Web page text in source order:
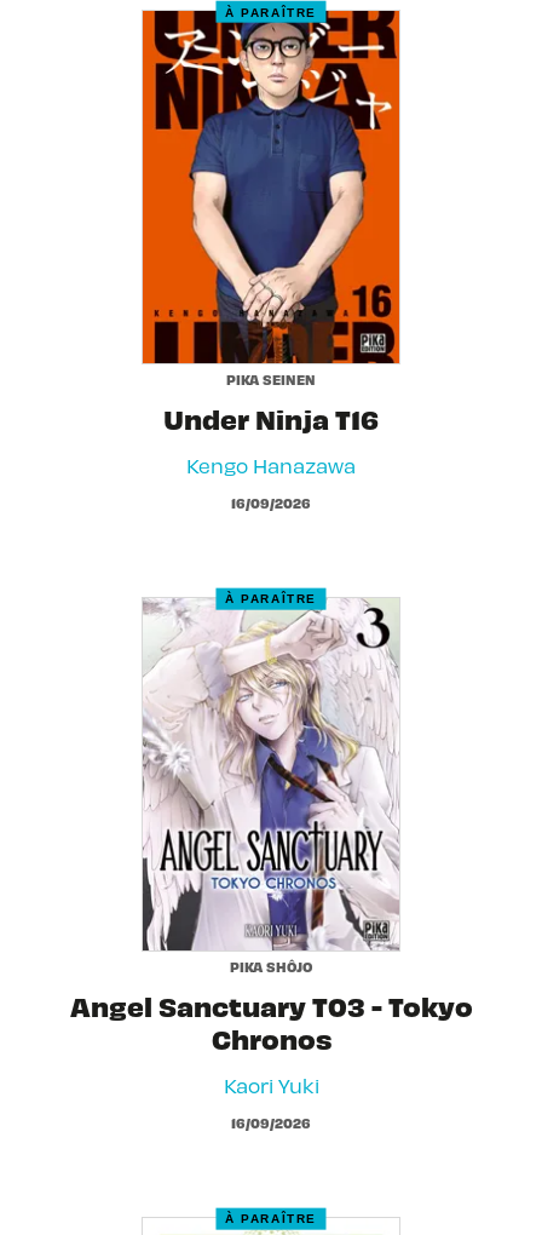
À PARAÎTRE
PIKA SEINEN
Under Ninja T16
Kengo Hanazawa
16/09/2026
À PARAÎTRE
PIKA SHÔJO
Angel Sanctuary T03 - Tokyo
Chronos
Kaori Yuki
16/09/2026
À PARAÎTRE